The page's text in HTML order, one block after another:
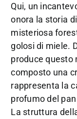
Qui, un
onora la storia
misteriosa
golosi di miele.
produce questo
composto una
rappresenta la
profumo del
La struttura